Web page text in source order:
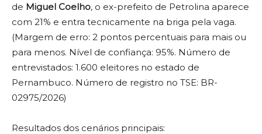
de Miguel Coelho, o ex-prefeito de Petrolina aparece
com 21% e entra tecnicamente na briga pela vaga.
(Margem de erro: 2 pontos percentuais para mais ou
para menos. Nível de confiança: 95%. Número de
entrevistados: 1.600 eleitores no estado de
Pernambuco. Número de registro no TSE: BR-
02975/2026)
Resultados dos cenários principais: